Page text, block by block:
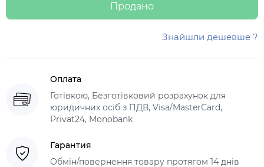
Продано
Знайшли дешевше ?
Оплата
Готівкою, Безготівковий розрахунок для
юридичних осіб з ПДВ, Visa/MasterCard,
Privat24, Monobank
Гарантия
Обмін/повернення товару протягом 14 днів